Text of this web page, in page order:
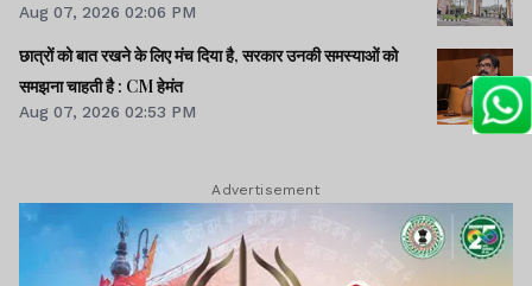
Aug 07, 2026 02:06 PM
छात्रों को बात रखने के लिए मंच दिया है, सरकार उनकी समस्याओं को
समझना चाहती है : CM हेमंत
Aug 07, 2026 02:53 PM
Advertisement